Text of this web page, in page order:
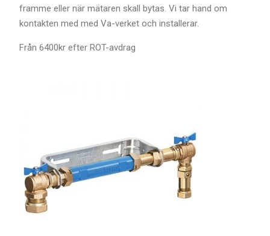
framme eller när mätaren skall bytas. Vi tar hand om
kontakten med med Va-verket och installerar.
Från 6400kr efter ROT-avdrag